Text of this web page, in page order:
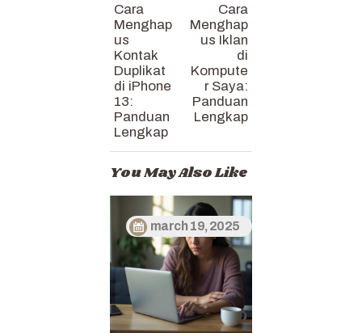
Cara
Menghap
us
Kontak
Duplikat
di iPhone
13:
Panduan
Lengkap
Cara
Menghap
us Iklan
di
Kompute
r Saya:
Panduan
Lengkap
You May Also Like
march 19, 2025